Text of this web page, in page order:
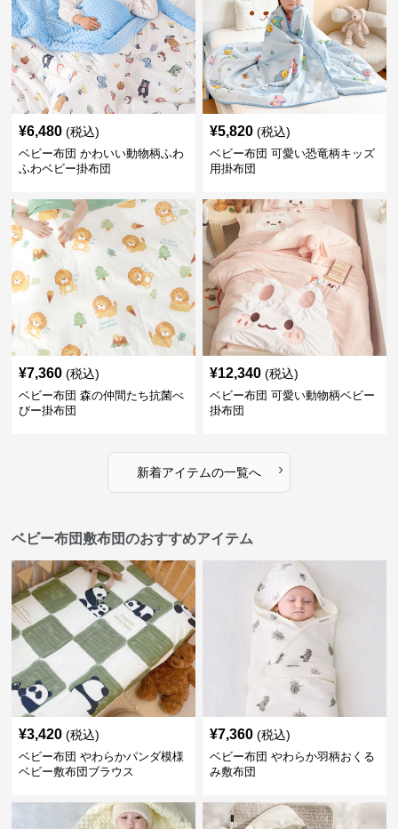
¥6,480 (税込)
ベビー布団 かわいい動物柄ふわ
ふわベビー掛布団
¥5,820 (税込)
ベビー布団 可愛い恐竜柄キッズ
用掛布団
¥7,360 (税込)
ベビー布団 森の仲間たち抗菌べ
びー掛布団
¥12,340 (税込)
ベビー布団 可愛い動物柄ベビー
掛布団
新着アイテムの一覧へ ›
ベビー布団敷布団のおすすめアイテム
¥3,420 (税込)
ベビー布団 やわらかパンダ模様
ベビー敷布団ブラウス
¥7,360 (税込)
ベビー布団 やわらか羽柄おくる
み敷布団